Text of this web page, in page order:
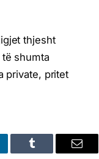
thjesht
shumta
private, pritet
Tumblr Email